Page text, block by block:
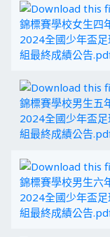
2024全國少年盃
組最終成績公告
2024全國少年盃
組最終成績公告
2024全國少年盃
組最終成績公告